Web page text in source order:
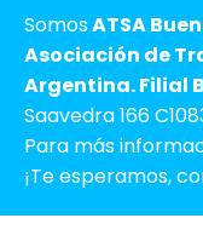
SomosATSA
Asociación de
Argentina. Filial
Saavedra 166
Para más
¡Te esperamos,